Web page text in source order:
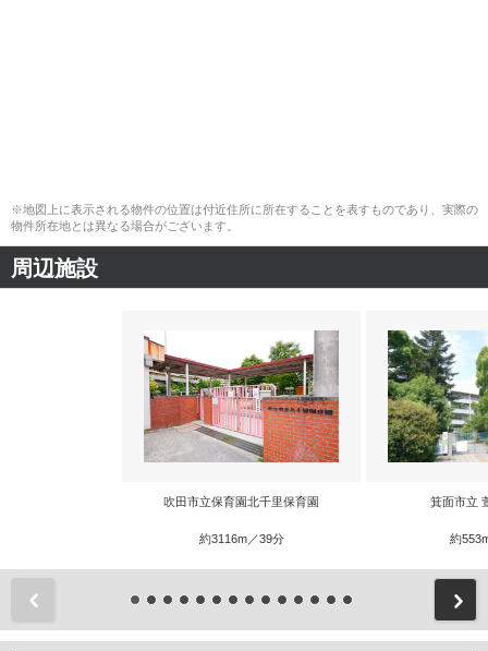
※地図上に表示される物件の位置は付近住所に所在することを表すものであり、実際の
物件所在地とは異なる場合がございます。
周辺施設
吹田市立保育園北千里保育園
約3116m／39分
箕面市立
約